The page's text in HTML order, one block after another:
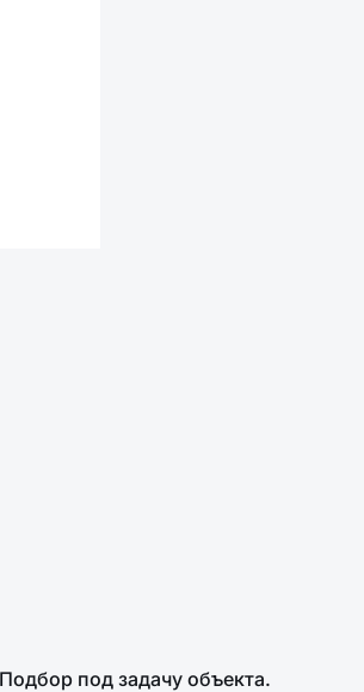
под задачу объекта.